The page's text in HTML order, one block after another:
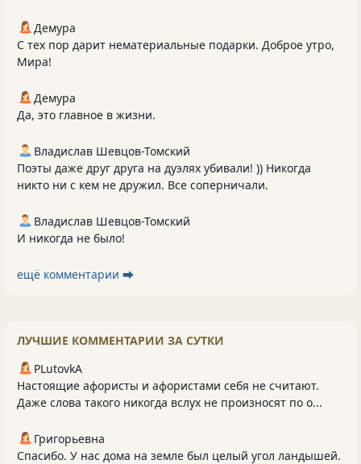
Демура
С тех пор дарит нематериальные подарки. Доброе утро,
Мира!
Демура
Да, это главное в жизни.
Владислав Шевцов-Томский
Поэты даже друг друга на дуэлях убивали! )) Никогда
никто ни с кем не дружил. Все соперничали.
Владислав Шевцов-Томский
И никогда не было!
ещё комментарии ⮕
ЛУЧШИЕ КОММЕНТАРИИ ЗА СУТКИ
PLutоvkА
Настоящие афористы и афористами себя не считают.
Даже слова такого никогда вслух не произносят по о...
Григорьевна
Спасибо. У нас дома на земле был целый угол ландышей.